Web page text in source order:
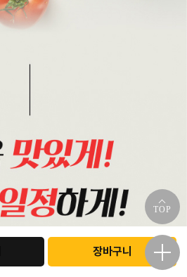
장바구니
TOP